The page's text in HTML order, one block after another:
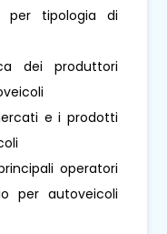
per tipologia di
dei produttori
e i prodotti
operatori
per autoveicoli